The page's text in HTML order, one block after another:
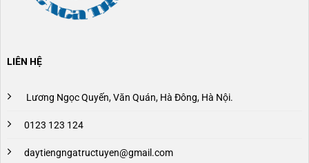
LIÊN HỆ
Lương Ngọc Quyến, Văn Quán, Hà Đông, Hà Nội.
0123 123 124
daytiengngatructuyen@gmail.com